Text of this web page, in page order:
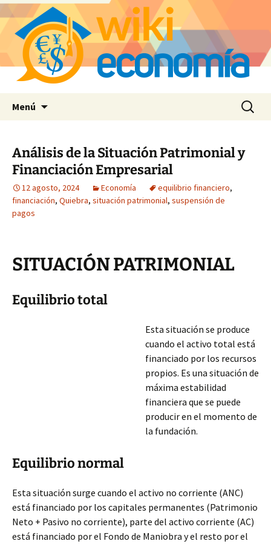
Menú Buscar:
Análisis de la Situación Patrimonial y
Financiación Empresarial
12 agosto, 2024 Economía equilibrio financiero,
financiación, Quiebra, situación patrimonial, suspensión de
pagos
SITUACIÓN PATRIMONIAL
Equilibrio total
Esta situación se produce
cuando el activo total está
financiado por los recursos
propios. Es una situación de
máxima estabilidad
financiera que se puede
producir en el momento de
la fundación.
Equilibrio normal
Esta situación surge cuando el activo no corriente (ANC)
está financiado por los capitales permanentes (Patrimonio
Neto + Pasivo no corriente), parte del activo corriente (AC)
está financiado por el Fondo de Maniobra y el resto por el